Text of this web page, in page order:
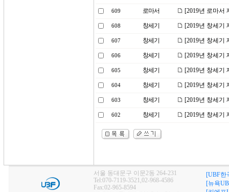
609 로마서 [2019년 로마서
608 창세기 [2019년 창세기
607 창세기 [2019년 창세기
606 창세기 [2019년 창세기
605 창세기 [2019년 창세기
604 창세기 [2019년 창세기
603 창세기 [2019년 창세기
602 창세기 [2019년 창세기
서울 동대문구 이문2동 264-231
Tel:070-7119-3521,02-968-4586
Fax:02-965-8594
[UBF한
[뉴욕